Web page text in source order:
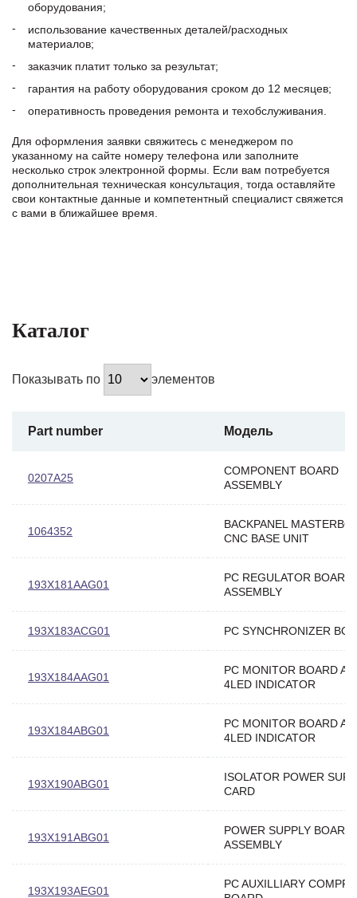
оборудования;
использование качественных деталей/расходных
материалов;
заказчик платит только за результат;
гарантия на работу оборудования сроком до 12 месяцев;
оперативность проведения ремонта и техобслуживания.
Для оформления заявки свяжитесь с менеджером по
указанному на сайте номеру телефона или заполните
несколько строк электронной формы. Если вам потребуется
дополнительная техническая консультация, тогда оставляйте
свои контактные данные и компетентный специалист свяжется
с вами в ближайшее время.
Каталог
Показывать по элементов
Part number Модель
0207A25
COMPONENT BOARD
ASSEMBLY
1064352
BACKPANEL
CNC BASE UNIT
193X181AAG01
PC REGULATOR BOARD
ASSEMBLY
193X183ACG01 PC SYNCHRONIZER
193X184AAG01
PC MONITOR BOARD
4LED INDICATOR
193X184ABG01
PC MONITOR BOARD
4LED INDICATOR
193X190ABG01
ISOLATOR POWER
CARD
193X191ABG01
POWER SUPPLY BOARD
ASSEMBLY
193X193AEG01
PC AUXILLIARY